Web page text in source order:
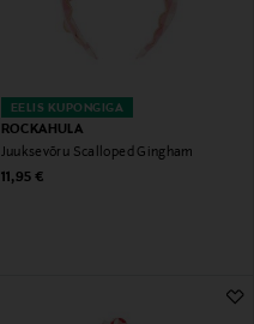
EELIS KUPONGIGA
ROCKAHULA
Juuksevõru Scalloped Gingham
Original Price
11,95 €